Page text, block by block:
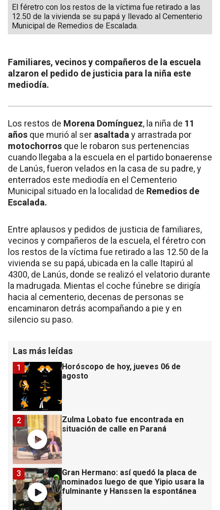
El féretro con los restos de la víctima fue retirado a las
12.50 de la vivienda se su papá y llevado al Cementerio
Municipal de Remedios de Escalada.
Familiares, vecinos y compañeros de la escuela
alzaron el pedido de justicia para la niña este
mediodía.
Los restos de Morena Domínguez, la niña de 11
años que murió al ser asaltada y arrastrada por
motochorros que le robaron sus pertenencias
cuando llegaba a la escuela en el partido bonaerense
de Lanús, fueron velados en la casa de su padre, y
enterrados este mediodía en el Cementerio
Municipal situado en la localidad de Remedios de
Escalada.
Entre aplausos y pedidos de justicia de familiares,
vecinos y compañeros de la escuela, el féretro con
los restos de la víctima fue retirado a las 12.50 de la
vivienda se su papá, ubicada en la calle Itapirú al
4300, de Lanús, donde se realizó el velatorio durante
la madrugada. Mientas el coche fúnebre se dirigía
hacia al cementerio, decenas de personas se
encaminaron detrás acompañando a pie y en
silencio su paso.
Las más leídas
Horóscopo de hoy, jueves 06 de
agosto
1
Zulma Lobato fue encontrada en
situación de calle en Paraná
2
Gran Hermano: así quedó la placa de
nominados luego de que Yipio usara la
fulminante y Hanssen la espontánea
3